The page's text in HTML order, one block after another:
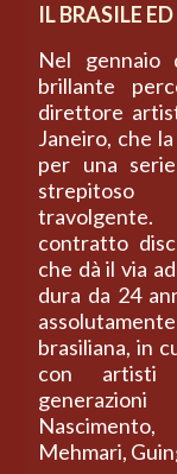
IL BRASILE
Nel gennaio
brillante
direttore
Janeiro, che
per una
strepitoso
contratto
che dà il via
dura da 24
brasiliana, in
con artisti
Mehmari,